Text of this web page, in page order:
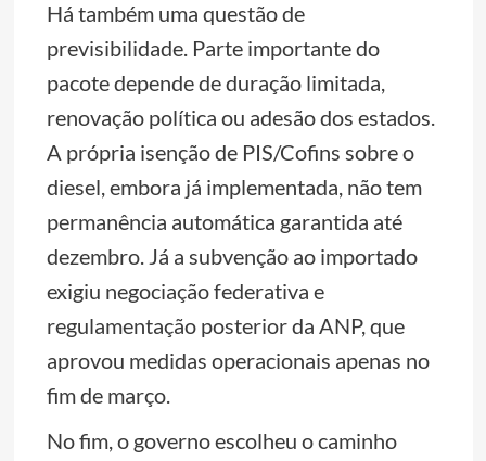
Há também uma questão de
previsibilidade. Parte importante do
pacote depende de duração limitada,
renovação política ou adesão dos estados.
A própria isenção de PIS/Cofins sobre o
diesel, embora já implementada, não tem
permanência automática garantida até
dezembro. Já a subvenção ao importado
exigiu negociação federativa e
regulamentação posterior da ANP, que
aprovou medidas operacionais apenas no
fim de março.
No fim, o governo escolheu o caminho